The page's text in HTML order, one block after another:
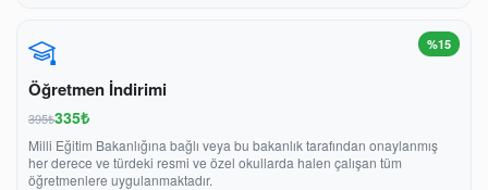
%15
Öğretmen İndirimi
395₺335₺
Milli Eğitim Bakanlığına bağlı veya bu bakanlık tarafından onaylanmış
her derece ve türdeki resmi ve özel okullarda halen çalışan tüm
öğretmenlere uygulanmaktadır.